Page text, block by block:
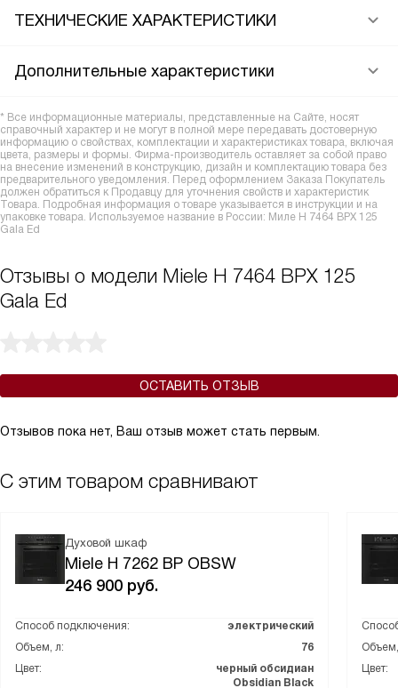
ТЕХНИЧЕСКИЕ ХАРАКТЕРИСТИКИ
Дополнительные характеристики
* Все информационные материалы, представленные на Сайте, носят
справочный характер и не могут в полной мере передавать достоверную
информацию о свойствах, комплектации и характеристиках товара, включая
цвета, размеры и формы. Фирма-производитель оставляет за собой право
на внесение изменений в конструкцию, дизайн и комплектацию товара без
предварительного уведомления. Перед оформлением Заказа Покупатель
должен обратиться к Продавцу для уточнения свойств и характеристик
Товара. Подробная информация о товаре указывается в инструкции и на
упаковке товара. Используемое название в России: Миле H 7464 BPX 125
Gala Ed
Отзывы о модели Miele H 7464 BPX 125
Gala Ed
ОСТАВИТЬ ОТЗЫВ
Отзывов пока нет, Ваш отзыв может стать первым.
С этим товаром сравнивают
Духовой шкаф
Miele H 7262 BP OBSW
246 900 руб.
Способ подключения:
электрический
Объем, л:
76
Цвет:
черный обсидиан
Obsidian Black
Цвет: